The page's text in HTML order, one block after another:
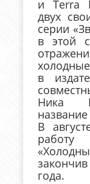
и Terra
двух
серии
в этой
в
Ника
В
года.